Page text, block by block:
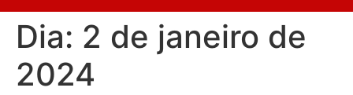
Dia: 2 de janeiro de
2024